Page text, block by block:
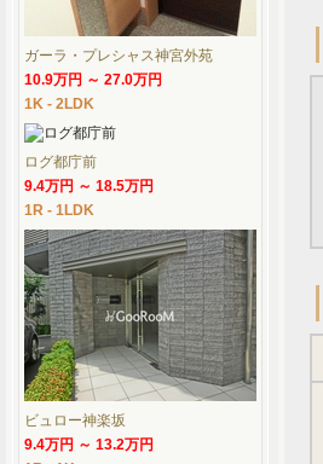
ガーラ・プレシャス神宮外苑
10.9万円 ～ 27.0万円
1K - 2LDK
ログ都庁前
9.4万円 ～ 18.5万円
1R - 1LDK
ビュロー神楽坂
9.4万円 ～ 13.2万円